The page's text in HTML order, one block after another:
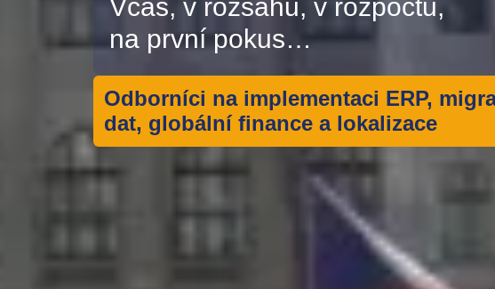
Včas, v rozsahu, v rozpočtu,
na první pokus…
Odborníci na implementaci ERP,
dat, globální finance a lokalizace